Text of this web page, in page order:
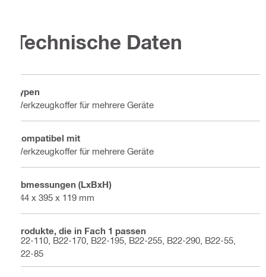
Technische Daten
Typen
Werkzeugkoffer für mehrere Geräte
Kompatibel mit
Werkzeugkoffer für mehrere Geräte
Abmessungen (LxBxH)
444 x 395 x 119 mm
Produkte, die in Fach 1 passen
B22-110, B22-170, B22-195, B22-255, B22-290, B22-55,
B22-85